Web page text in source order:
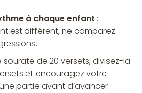
à chaque enfant :
est différent, ne comparez
sourate de 20 versets, divisez-la
et encouragez votre
partie avant d’avancer.